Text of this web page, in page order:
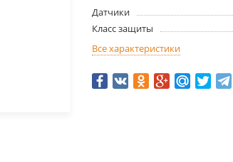
Датчики
Класс защиты
Все характеристики